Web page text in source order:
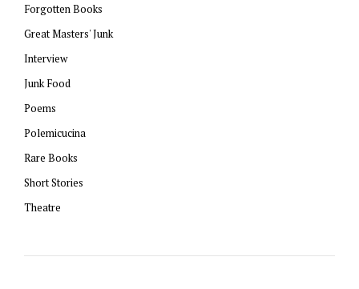
Forgotten Books
Great Masters' Junk
Interview
Junk Food
Poems
Polemicucina
Rare Books
Short Stories
Theatre